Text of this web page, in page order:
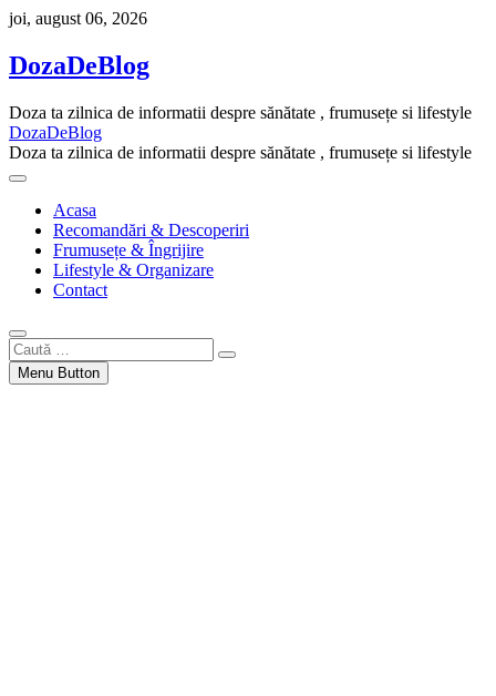
Skip
content
joi, august 06, 2026
DozaDeBlog
Doza ta zilnica de informatii despre sănătate , frumusețe si lifestyle
DozaDeBlog
Doza ta zilnica de informatii despre sănătate , frumusețe si lifestyle
Acasa
Recomandări & Descoperiri
Frumusețe & Îngrijire
Lifestyle & Organizare
Contact
Caută
…Menu Button